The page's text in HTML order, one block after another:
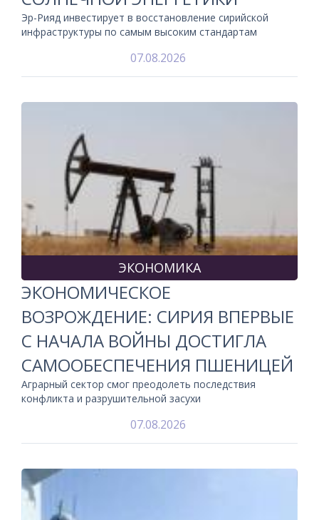
Эр-Рияд инвестирует в восстановление сирийской
инфраструктуры по самым высоким стандартам
07.08.2026
ЭКОНОМИКА
ЭКОНОМИЧЕСКОЕ
ВОЗРОЖДЕНИЕ: СИРИЯ ВПЕРВЫЕ
С НАЧАЛА ВОЙНЫ ДОСТИГЛА
САМООБЕСПЕЧЕНИЯ ПШЕНИЦЕЙ
Аграрный сектор смог преодолеть последствия
конфликта и разрушительной засухи
07.08.2026